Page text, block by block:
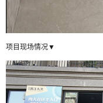
项目现场情况▼